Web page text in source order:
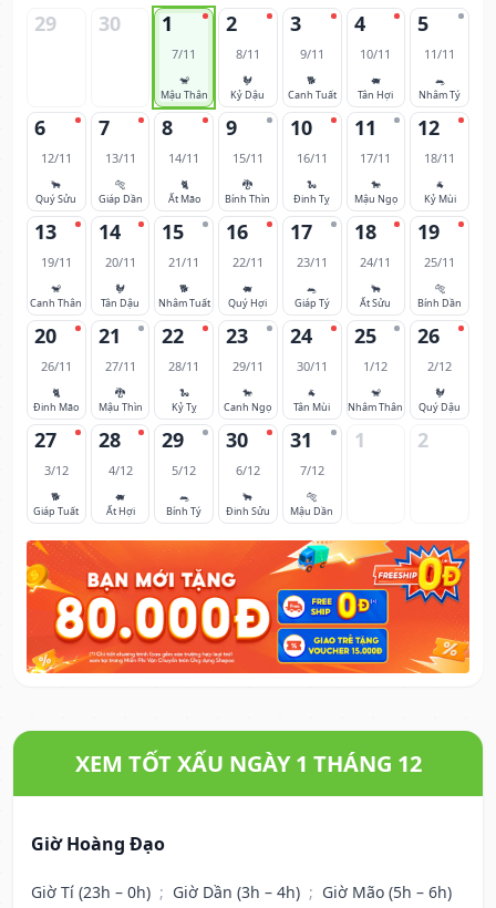
29 30 1
7/11
🐒
Mậu Thân
2
8/11
🐓
Kỷ Dậu
3
9/11
🐕
Canh Tuất
4
10/11
🐖
Tân Hợi
5
11/11
🐀
Nhâm Tý
6
12/11
🐂
Quý Sửu
7
13/11
🐅
Giáp Dần
8
14/11
🐈
Ất Mão
9
15/11
🐉
Bính Thìn
10
16/11
🐍
Đinh Tỵ
11
17/11
🐎
Mậu Ngọ
12
18/11
🐐
Kỷ Mùi
13
19/11
🐒
Canh Thân
14
20/11
🐓
Tân Dậu
15
21/11
🐕
Nhâm Tuất
16
22/11
🐖
Quý Hợi
17
23/11
🐀
Giáp Tý
18
24/11
🐂
Ất Sửu
19
25/11
🐅
Bính Dần
20
26/11
🐈
Đinh Mão
21
27/11
🐉
Mậu Thìn
22
28/11
🐍
Kỷ Tỵ
23
29/11
🐎
Canh Ngọ
24
30/11
🐐
Tân Mùi
25
1/12
🐒
Nhâm Thân
26
2/12
🐓
Quý Dậu
27
3/12
🐕
Giáp Tuất
28
4/12
🐖
Ất Hợi
29
5/12
🐀
Bính Tý
30
6/12
🐂
Đinh Sửu
31
7/12
🐅
Mậu Dần
1 2
XEM TỐT XẤU NGÀY 1 THÁNG 12
Giờ Hoàng Đạo
Giờ Tí (23h – 0h) ; Giờ Dần (3h – 4h) ; Giờ Mão (5h – 6h)